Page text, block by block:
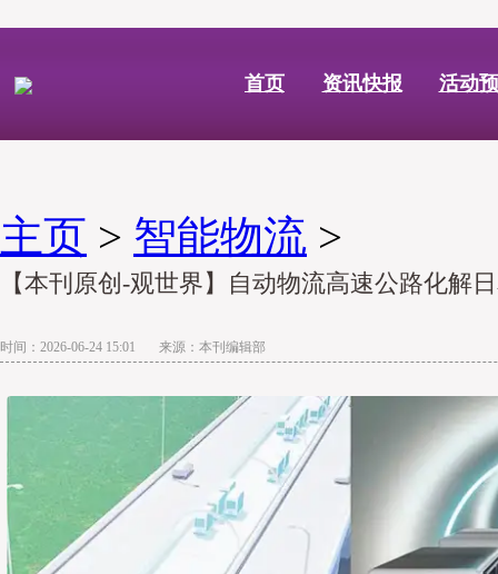
首页 资讯快报 活动
主页 > 智能物流 >
【本刊原创-观世界】自动物流高速公路化解
时间：2026-06-24 15:01 来源：本刊编辑部